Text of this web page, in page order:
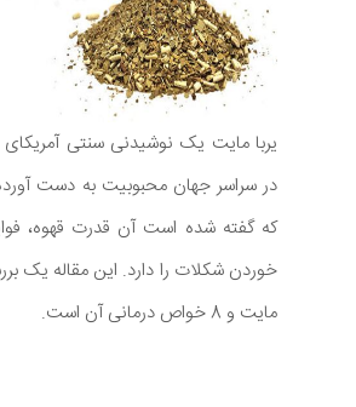
یربا مایت یک نوشیدنی سنتی
در سراسر جهان محبوبیت به دست
که گفته شده است آن قدرت قهوه،
خوردن شکلات را دارد. این مقاله یک
مایت و 8 خواص درمانی آن است.